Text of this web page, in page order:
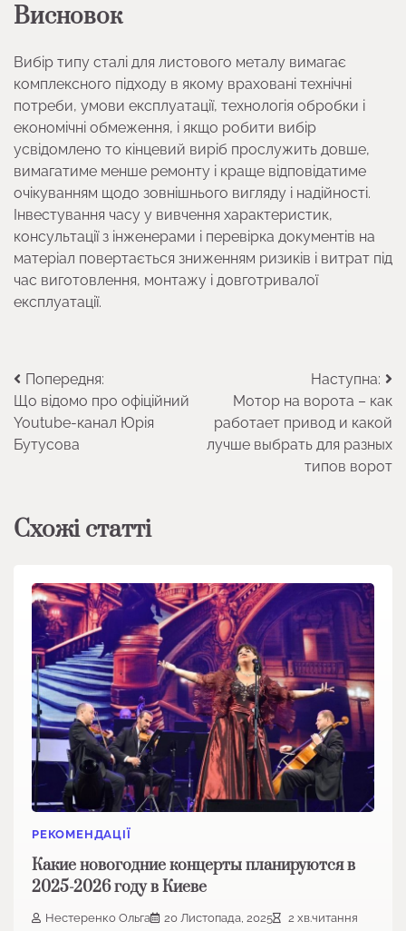
Висновок
Вибір типу сталі для листового металу вимагає
комплексного підходу в якому враховані технічні
потреби, умови експлуатації, технологія обробки і
економічні обмеження, і якщо робити вибір
усвідомлено то кінцевий виріб прослужить довше,
вимагатиме менше ремонту і краще відповідатиме
очікуванням щодо зовнішнього вигляду і надійності.
Інвестування часу у вивчення характеристик,
консультації з інженерами і перевірка документів на
матеріал повертається зниженням ризиків і витрат під
час виготовлення, монтажу і довготривалої
експлуатації.
Навігація
записів
Попередня:
Що відомо про офіційний
Youtube-канал Юрія
Бутусова
Наступна:
Мотор на ворота – как
работает привод и какой
лучше выбрать для разных
типов ворот
Схожі статті
РЕКОМЕНДАЦІЇ
Какие новогодние концерты планируются в
2025-2026 году в Киеве
Нестеренко Ольга 20 Листопада, 2025
2 хв.читання